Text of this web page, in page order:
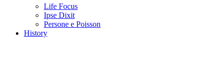
Life Focus
Ipse Dixit
Persone e Poisson
History